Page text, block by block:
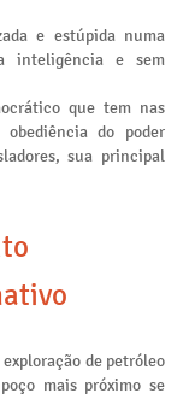
e estúpida numa
inteligência e sem
que tem nas
do poder
sua principal
de petróleo
mais próximo se